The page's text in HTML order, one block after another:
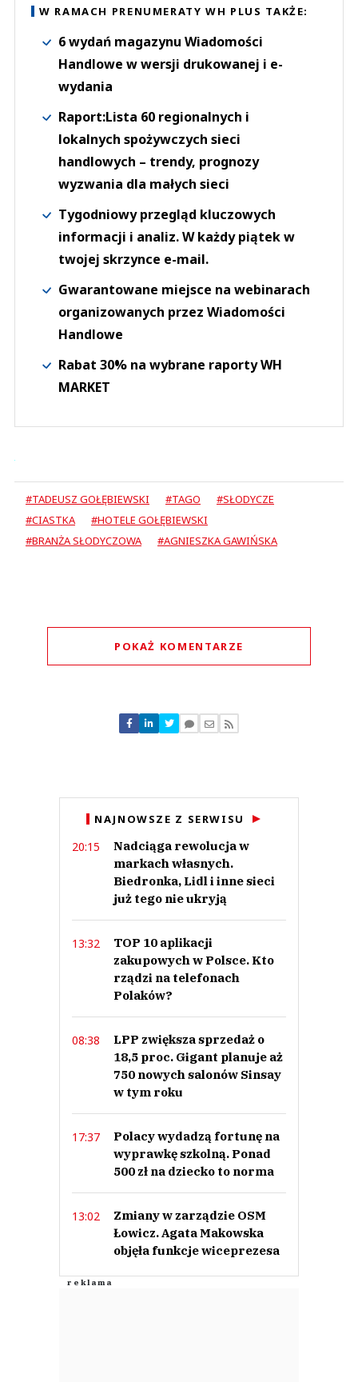
W RAMACH PRENUMERATY WH PLUS TAKŻE:
6 wydań magazynu Wiadomości
Handlowe w wersji drukowanej i e-
wydania
Raport:Lista 60 regionalnych i
lokalnych spożywczych sieci
handlowych – trendy, prognozy
wyzwania dla małych sieci
Tygodniowy przegląd kluczowych
informacji i analiz. W każdy piątek w
twojej skrzynce e-mail.
Gwarantowane miejsce na webinarach
organizowanych przez Wiadomości
Handlowe
Rabat 30% na wybrane raporty WH
MARKET
#TADEUSZ GOŁĘBIEWSKI #TAGO
#SŁODYCZE
#CIASTKA
#HOTELE GOŁĘBIEWSKI
#BRANŻA SŁODYCZOWA
#AGNIESZKA GAWIŃSKA
POKAŻ KOMENTARZE
Nie znaleziono komentarzy
Zostaw swoje komentarze
NAJNOWSZE Z SERWISU
20:15
Nadciąga rewolucja w
markach własnych.
Biedronka, Lidl i inne sieci
już tego nie ukryją
13:32
TOP 10 aplikacji
zakupowych w Polsce. Kto
rządzi na telefonach
Polaków?
08:38
LPP zwiększa sprzedaż o
18,5 proc. Gigant planuje aż
750 nowych salonów Sinsay
w tym roku
17:37
Polacy wydadzą fortunę na
wyprawkę szkolną. Ponad
500 zł na dziecko to norma
13:02
Zmiany w zarządzie OSM
Łowicz. Agata Makowska
objęła funkcje wiceprezesa